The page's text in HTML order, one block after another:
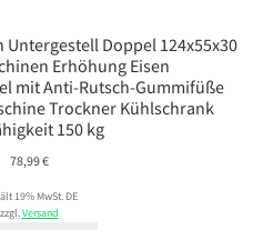
Untergestell Doppel 124x55x30
Erhöhung Eisen
mit Anti-Rutsch-Gummifüße
Trockner Kühlschrank
150 kg
78,99€
19% MwSt. DE
zzgl.Versand